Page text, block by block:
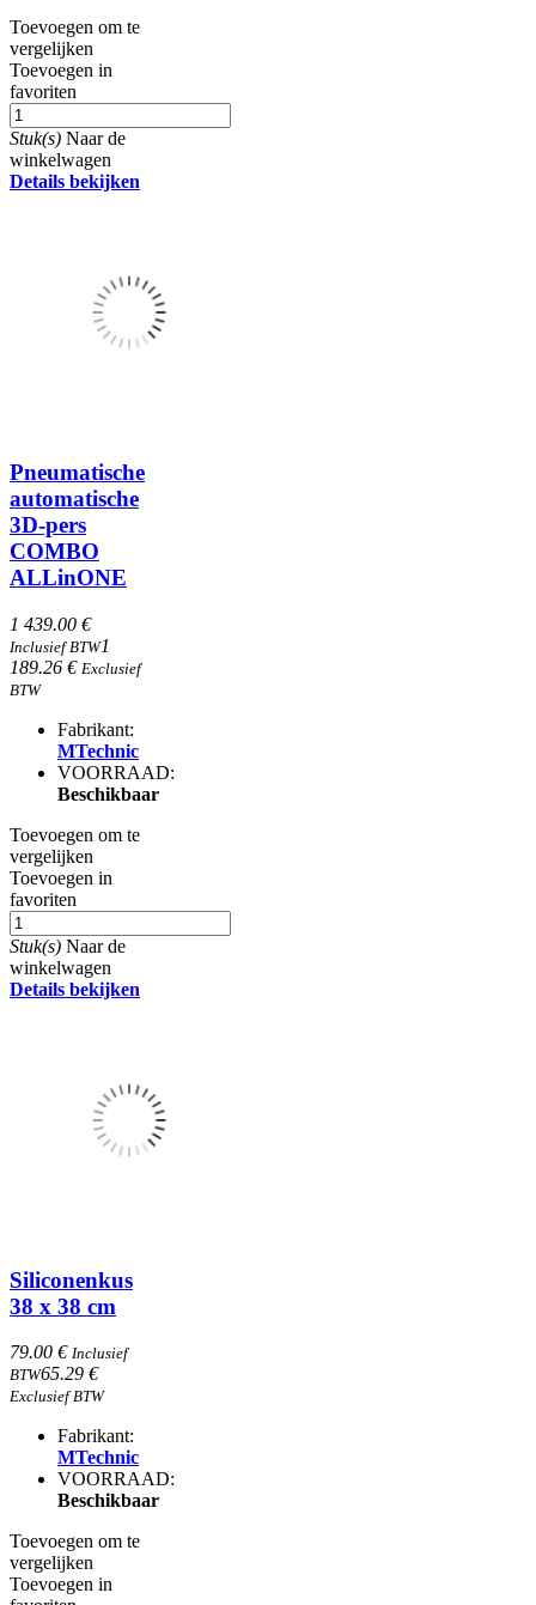
Toevoegen om te
vergelijken
Toevoegen in
favoriten
Stuk(s) Naar de
winkelwagen
Details bekijken
Pneumatische
automatische
3D-pers
COMBO
ALLinONE
1 439.00 €
Inclusief BTW1
189.26 € Exclusief
BTW
Fabrikant:
MTechnic
VOORRAAD:
Beschikbaar
Toevoegen om te
vergelijken
Toevoegen in
favoriten
Stuk(s) Naar de
winkelwagen
Details bekijken
Siliconenkus
38 x 38 cm
79.00 € Inclusief
BTW65.29 €
Exclusief BTW
Fabrikant:
MTechnic
VOORRAAD:
Beschikbaar
Toevoegen om te
vergelijken
Toevoegen in